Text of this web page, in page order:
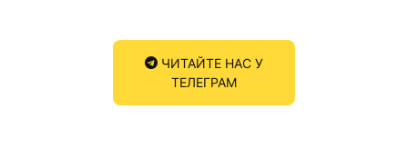
ЧИТАЙТЕ НАС У
ТЕЛЕГРАМ